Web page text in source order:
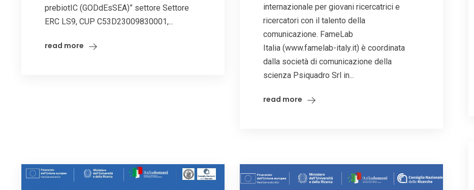
prebiotIC (GODdEsSEA)” settore Settore
ERC LS9, CUP C53D23009830001,...
read more
internazionale per giovani ricercatrici e
ricercatori con il talento della
comunicazione. FameLab
Italia (www.famelab-italy.it) è coordinata
dalla società di comunicazione della
scienza Psiquadro Srl in...
read more